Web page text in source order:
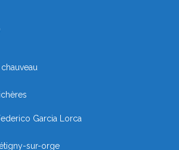
Garcia Lorca
sur-orge